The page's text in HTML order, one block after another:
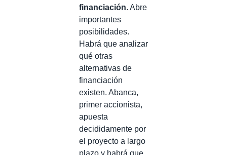
financiación. Abre
importantes
posibilidades.
Habrá que analizar
qué otras
alternativas de
financiación
existen. Abanca,
primer accionista,
apuesta
decididamente por
el proyecto a largo
plazo y habrá que